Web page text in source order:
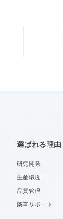
選ばれる理由
研究開発
生産環境
品質管理
薬事サポート